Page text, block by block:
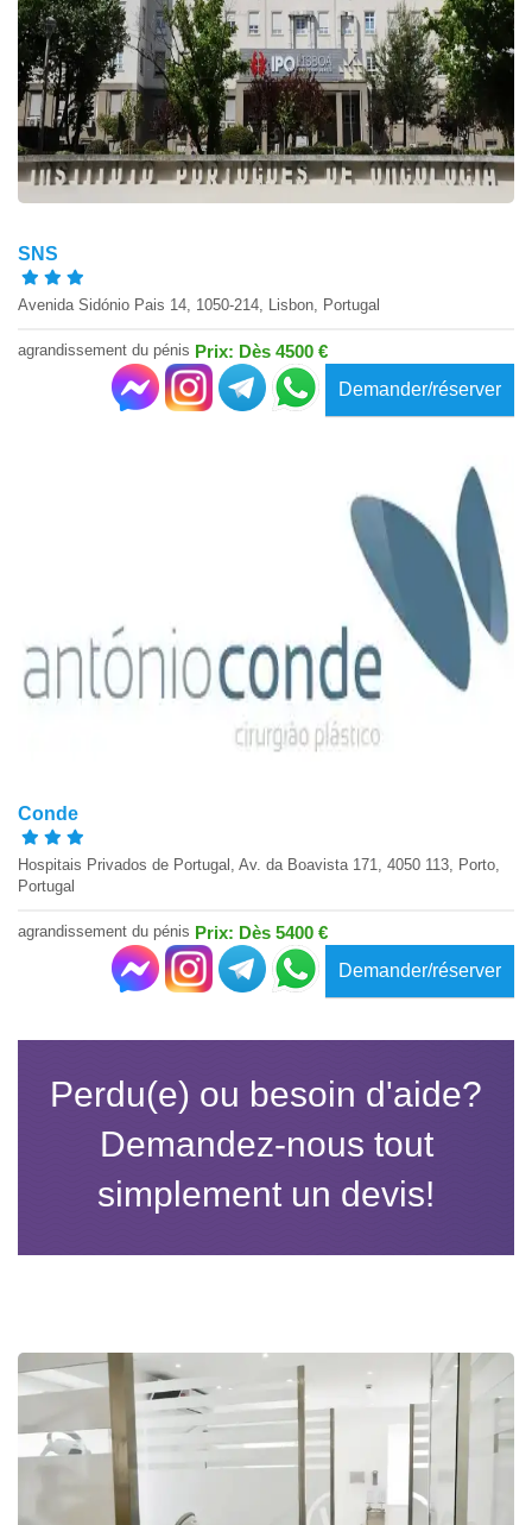
SNS
Avenida Sidónio Pais 14, 1050-214, Lisbon, Portugal
agrandissement du pénis Prix: Dès 4500 €
Demander/réserver
Conde
Hospitais Privados de Portugal, Av. da Boavista 171, 4050 113, Porto,
Portugal
agrandissement du pénis Prix: Dès 5400 €
Demander/réserver
Perdu(e) ou besoin d'aide?
Demandez-nous tout
simplement un devis!